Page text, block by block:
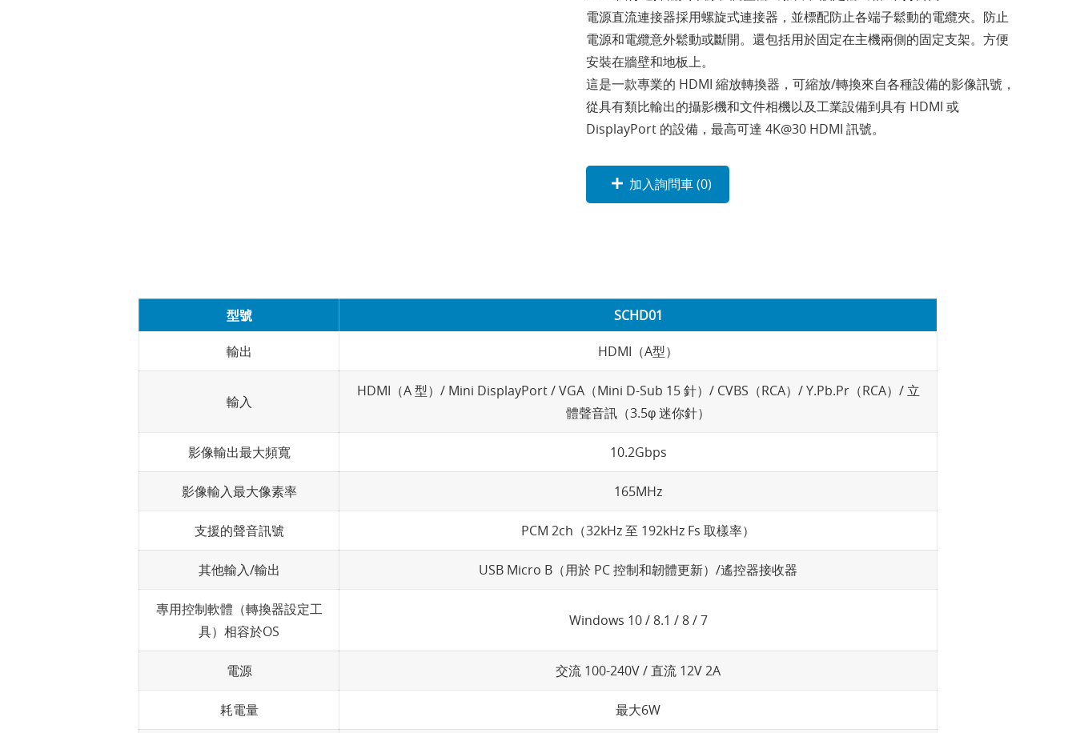
電源直流連接器採用螺旋式連接器，並標配防止各端子鬆動的電纜夾。防止
電源和電纜意外鬆動或斷開。還包括用於固定在主機兩側的固定支架。方便
安裝在牆壁和地板上。
這是一款專業的 HDMI 縮放轉換器，可縮放/轉換來自各種設備的影像訊號，
從具有類比輸出的攝影機和文件相機以及工業設備到具有 HDMI 或
DisplayPort 的設備，最高可達 4K@30 HDMI 訊號。
加入詢問車 (0)
型號 SCHD01
輸出 HDMI（A型）
輸入
HDMI（A 型）/ Mini DisplayPort / VGA（Mini D-Sub 15 針）/ CVBS（RCA）/ Y.Pb.Pr（RCA）/ 立
體聲音訊（3.5φ 迷你針）
影像輸出最大頻寬 10.2Gbps
影像輸入最大像素率 165MHz
支援的聲音訊號 PCM 2ch（32kHz 至 192kHz Fs 取樣率）
其他輸入/輸出 USB Micro B（用於 PC 控制和韌體更新）/遙控器接收器
專用控制軟體（轉換器設定工
具）相容於OS
Windows 10 / 8.1 / 8 / 7
電源 交流 100-240V / 直流 12V 2A
耗電量 最大6W